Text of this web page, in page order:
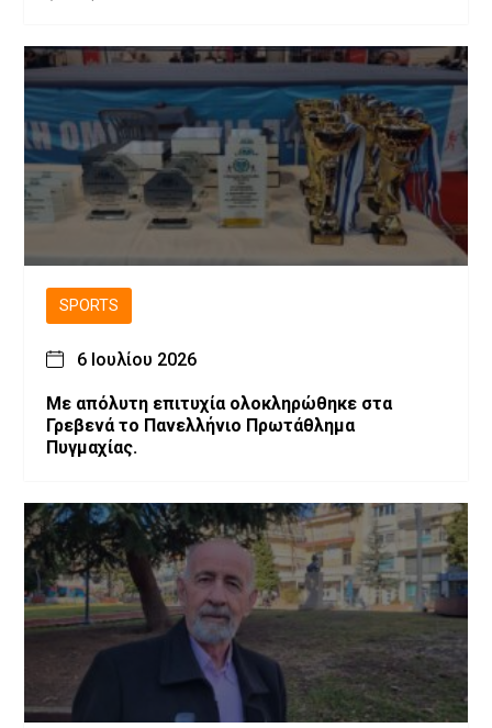
SPORTS
6 Ιουλίου 2026
Με απόλυτη επιτυχία ολοκληρώθηκε στα
Γρεβενά το Πανελλήνιο Πρωτάθλημα
Πυγμαχίας.